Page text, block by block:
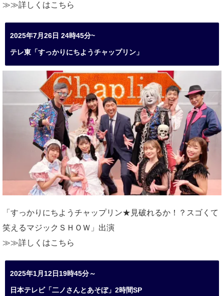
≫≫詳しくはこちら
2025年7月26日 24時45分~
テレ東「すっかりにちようチャップリン」
「すっかりにちようチャップリン★見破れるか！？スゴくて
笑えるマジックＳＨＯＷ」出演
≫≫詳しくはこちら
2025年1月12日19時45分～
日本テレビ「二ノさんとあそぼ」2時間SP